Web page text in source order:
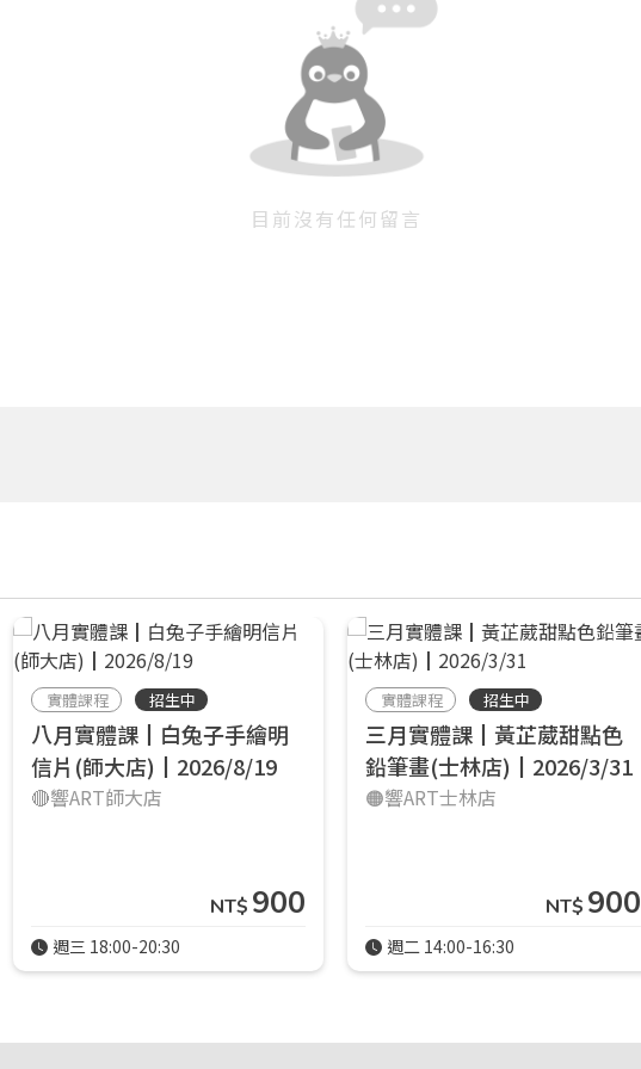
目前沒有任何留言
實體課程 招生中
八月實體課┃白兔子手繪明
信片(師大店)┃2026/8/19
🔴響ART師大店
NT$ 900
週三 18:00-20:30
實體課程 招生中
三月實體課┃黃芷葳甜點色
鉛筆畫(士林店)┃2026/3/31
🟠響ART士林店
NT$ 900
週二 14:00-16:30